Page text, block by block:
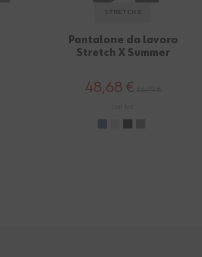
Pantalone da lavoro
Stretch X Summer
48,68 €